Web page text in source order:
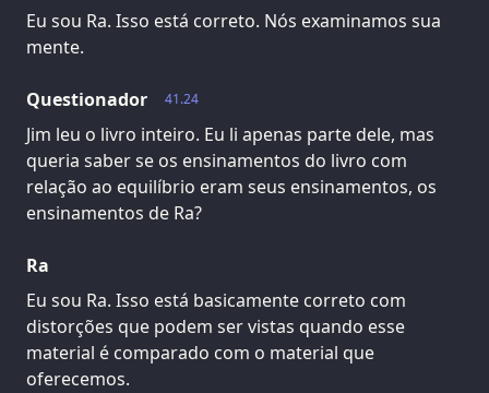
Eu sou Ra. Isso está correto. Nós examinamos sua
mente.
41.24
Questionador
Jim leu o livro inteiro. Eu li apenas parte dele, mas
queria saber se os ensinamentos do livro com
relação ao equilíbrio eram seus ensinamentos, os
ensinamentos de Ra?
Ra
Eu sou Ra. Isso está basicamente correto com
distorções que podem ser vistas quando esse
material é comparado com o material que
oferecemos.